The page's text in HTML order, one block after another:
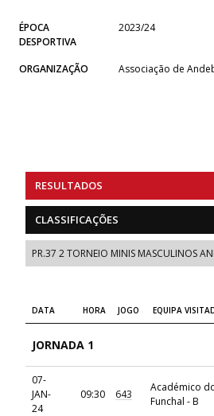
ÉPOCA
DESPORTIVA
2023/24
ORGANIZAÇÃO Associação de
RESULTADOS
CLASSIFICAÇÕES
DATA HORA JOGO EQUIPA
JORNADA 1
07-
JAN-
24
09:30 643
Académico
Funchal - B